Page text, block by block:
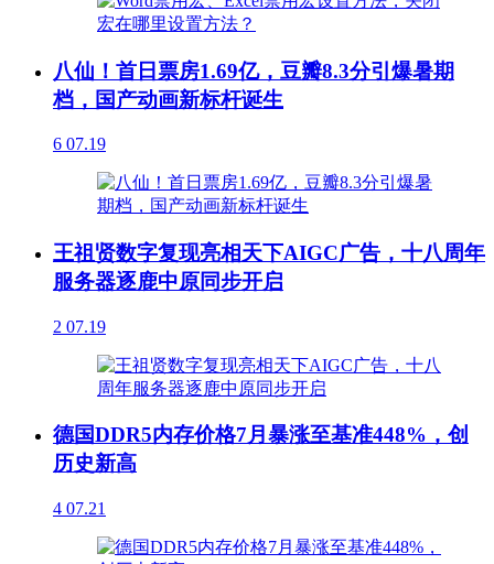
八仙！首日票房1.69亿，豆瓣8.3分引爆暑期
档，国产动画新标杆诞生
6 07.19
王祖贤数字复现亮相天下AIGC广告，十八周年
服务器逐鹿中原同步开启
2 07.19
德国DDR5内存价格7月暴涨至基准448%，创
历史新高
4 07.21